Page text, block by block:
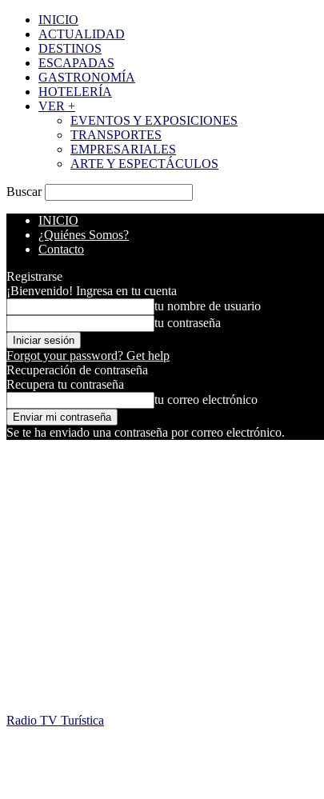
INICIO
ACTUALIDAD
DESTINOS
ESCAPADAS
GASTRONOMÍA
HOTELERÍA
VER +
EVENTOS Y EXPOSICIONES
TRANSPORTES
EMPRESARIALES
ARTE Y ESPECTÁCULOS
Buscar
INICIO
¿Quiénes Somos?
Contacto
Registrarse
¡Bienvenido! Ingresa en tu cuenta
tu nombre de usuario
tu contraseña
Forgot your password? Get help
Recuperación de contraseña
Recupera tu contraseña
tu correo electrónico
Se te ha enviado una contraseña por correo electrónico.
Radio TV Turística